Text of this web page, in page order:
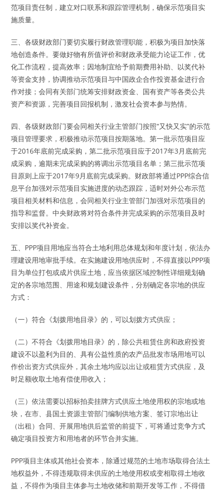
范项目责任制，建立对口联系和跟踪管理机制，确保示范项目实
施质量。
三、各级财政部门要切实履行财政管理职能，积极为项目加快落
地创造条件。要做好物有所值评价和财政承受能力论证工作，优
化工作流程，提高效率；因地制宜给予前期费用补助、以奖代补
等资金支持，协调推动示范项目与中国政企合作投资基金进行合
作对接；会同有关部门统筹安排财政资金、国有资产等各类公共
资产和资源，完善项目回报机制，激发社会资本参与热情。
四、各级财政部门要会同相关行业主管部门按照“又快又实”的示范
项目管理要求，积极推动示范项目按期落地。第一批示范项目应
于2016年底前完成采购，第二批示范项目应于2017年3月底前完
成采购，逾期未完成采购的将调出示范项目名单；第三批示范项
目原则上应于2017年9月底前完成采购。财政部将通过PPP综合信
息平台加强对示范项目实施进度的动态跟踪，适时对外公布示范
项目相关材料和信息，会同相关行业主管部门加强对示范项目的
指导和监督。中央财政将对符合条件并完成采购的示范项目及时
安排以奖代补资金。
五、PPP项目用地应当符合土地利用总体规划和年度计划，依法办
理建设用地审批手续。在实施建设用地供应时，不得直接以PPP项
目为单位打包或成片供应土地，应当依据区域控制性详细规划确
定的各宗地范围、用途和规划建设条件，分别确定各宗地的供应
方式：
（一）符合《划拨用地目录》的，可以划拨方式供应；
（二）不符合《划拨用地目录》的，除公共租赁住房和政府投资
建设不以盈利为目的、具有公益性质的农产品批发市场用地可以
作价出资方式供应外，其余土地均应以出让或租赁方式供应，及
时足额收取土地有偿使用收入；
（三）依法需要以招标拍卖挂牌方式供应土地使用权的宗地或地
块，在市、县国土资源主管部门编制供地方案、签订宗地出让
（出租）合同、开展用地供后监管的前提下，可将通过竞争方式
确定项目投资方和用地者的环节合并实施。
PPP项目主体或其他社会资本，除通过规范的土地市场取得合法土
地权益外，不得违规取得未供应的土地使用权或变相取得土地收
益，不得作为项目主体参与土地收储和前期开发等工作，不得借